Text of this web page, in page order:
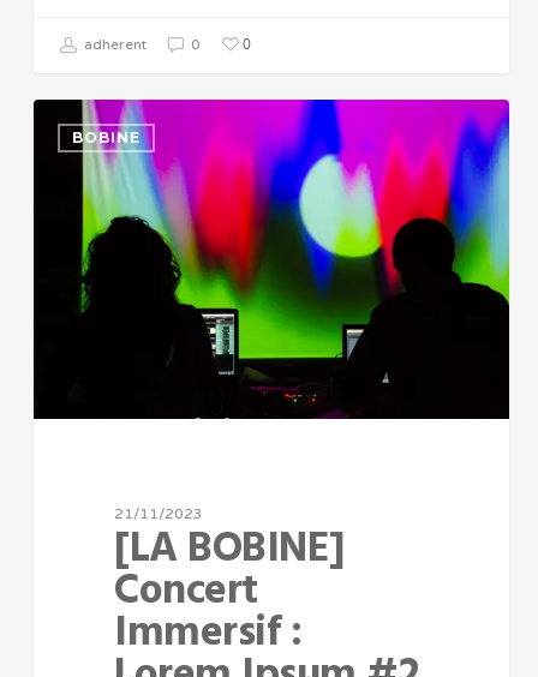
adherent 0 0
BOBINE
21/11/2023
[LA BOBINE]
Concert
Immersif :